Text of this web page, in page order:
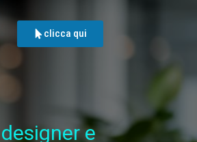
clicca qui
e